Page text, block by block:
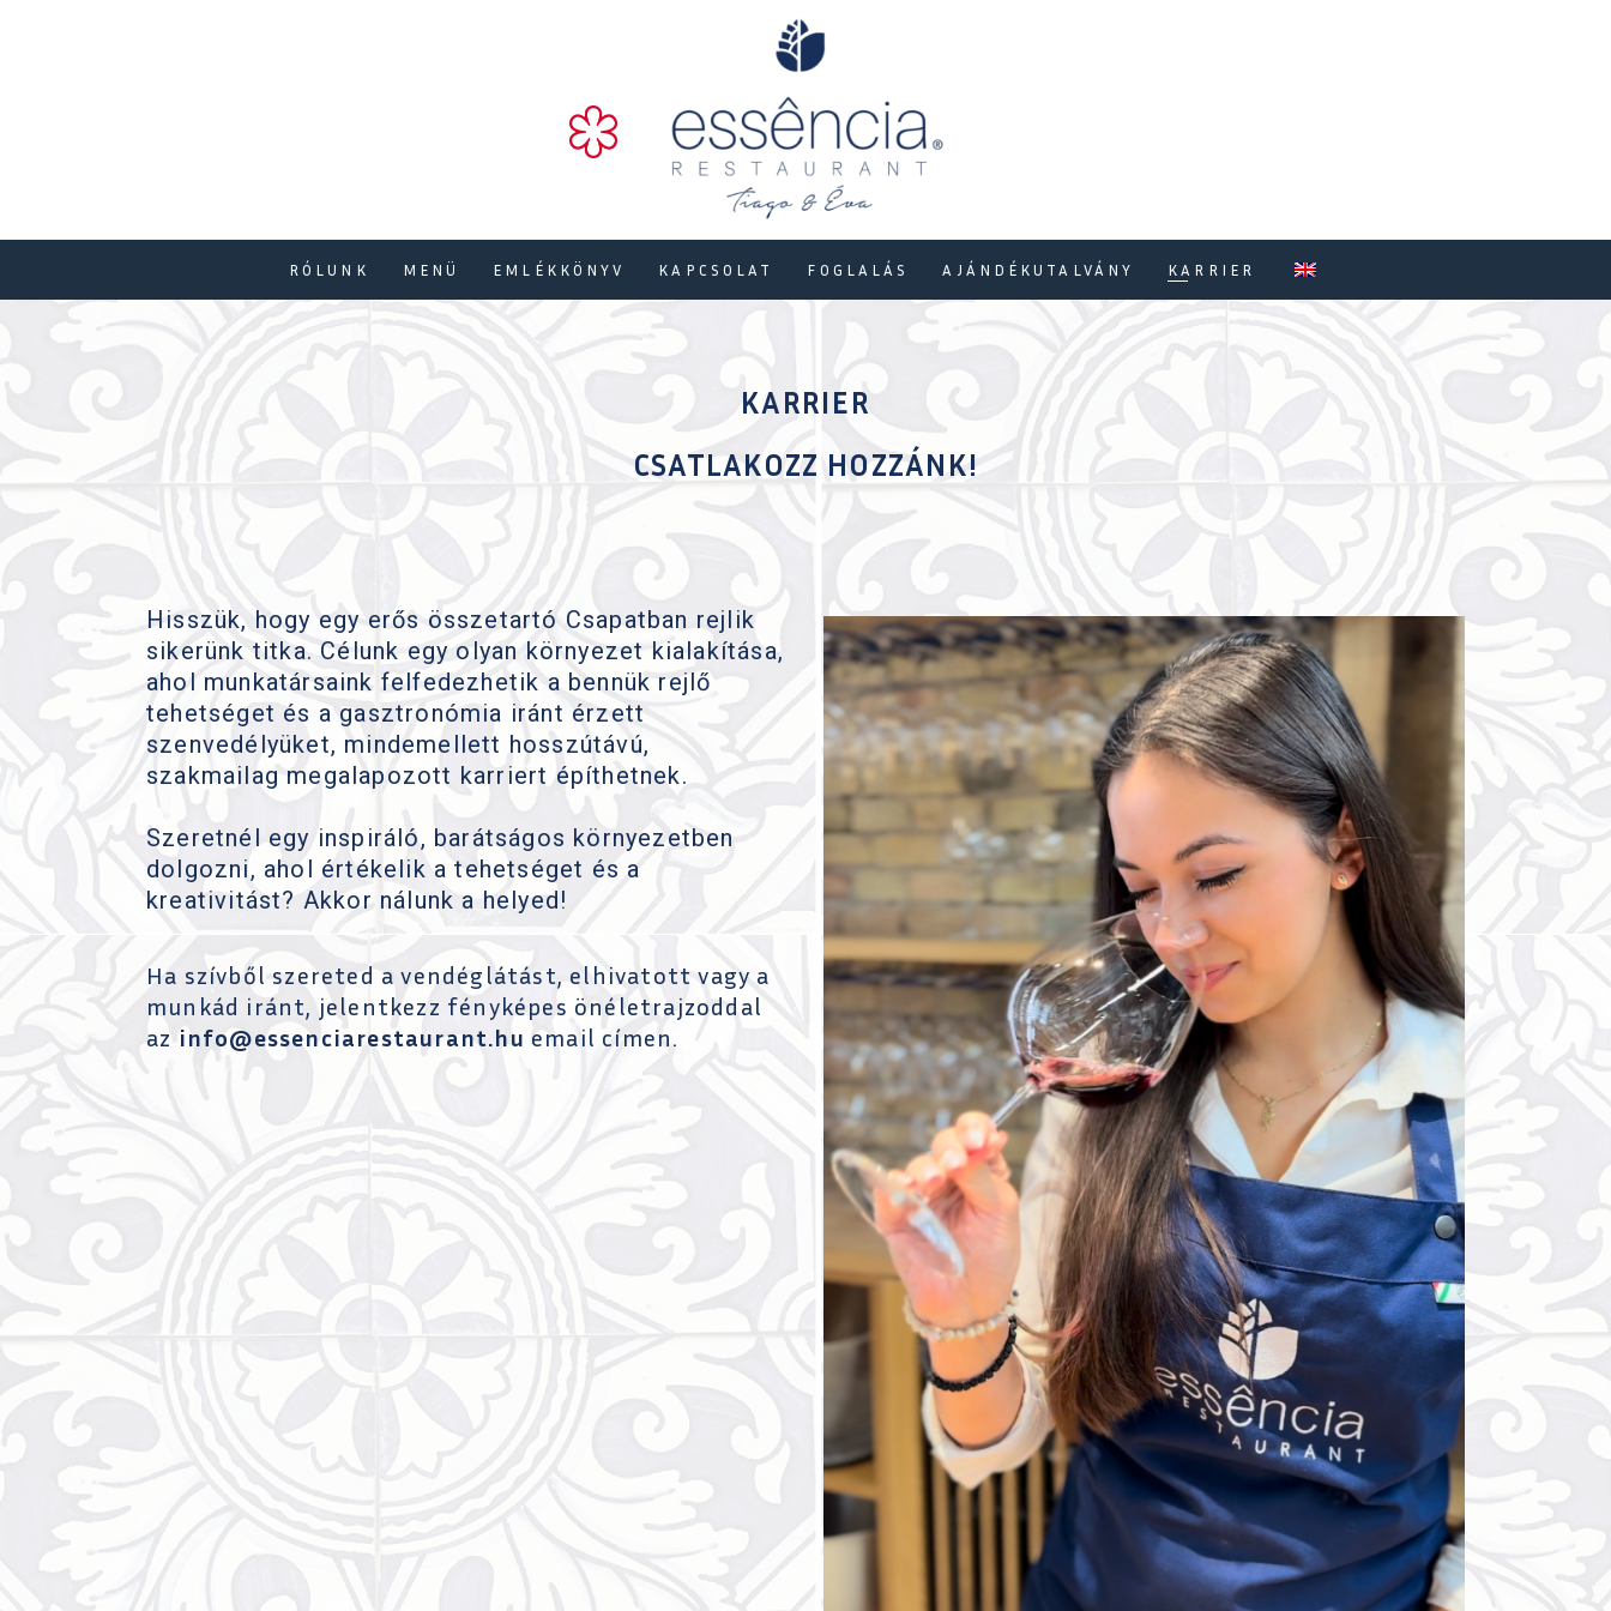
RÓLUNK MENÜ EMLÉKKÖNYV KAPCSOLAT FOGLALÁS AJÁNDÉKUTALVÁNY KARRIER
KARRIER
CSATLAKOZZ HOZZÁNK!
Hisszük, hogy egy erős összetartó Csapatban rejlik
sikerünk titka. Célunk egy olyan környezet kialakítása,
ahol munkatársaink felfedezhetik a bennük rejlő
tehetséget és a gasztronómia iránt érzett
szenvedélyüket, mindemellett hosszútávú,
szakmailag megalapozott karriert építhetnek.
Szeretnél egy inspiráló, barátságos környezetben
dolgozni, ahol értékelik a tehetséget és a
kreativitást? Akkor nálunk a helyed!
Ha szívből szereted a vendéglátást, elhivatott vagy a
munkád iránt, jelentkezz fényképes önéletrajzoddal
az info@essenciarestaurant.hu email címen.